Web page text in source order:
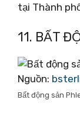
tại Thành
11. BẤT
Nguồn:
Bất động sản